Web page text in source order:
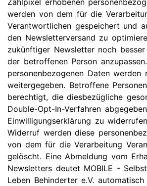
Zählpixel erhobenen
werden von dem für die
Verantwortlichen gespeichert und
den Newsletterversand zu
zukünftiger Newsletter noch
der betroffenen Person
personenbezogenen Daten
weitergegeben. Betroffene
berechtigt, die diesbezügliche
Double-Opt-In-Verfahren
Einwilligungserklärung zu
Widerruf werden diese
von dem für die Verarbeitung
gelöscht. Eine Abmeldung vom
Newsletters deutet MOBILE -
Leben Behinderter e.V.